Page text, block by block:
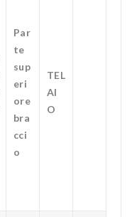
Par
te
sup
eri
ore
bra
cci
o
TEL
AI
O